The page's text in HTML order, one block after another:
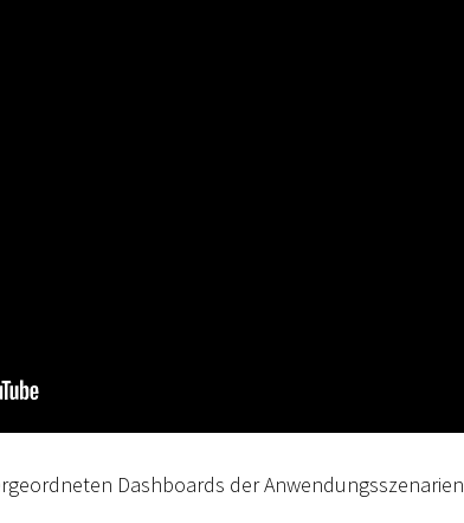
Dashboards der Anwendungsszenarien